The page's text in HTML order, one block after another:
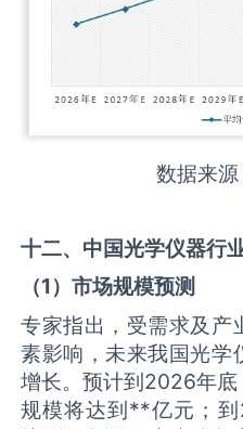
数据来
十二、中国光学仪器行
（1）市场规模预测
专家指出，受需求及产
素影响，未来我国光学
增长。预计到2026年
规模将达到**亿元；